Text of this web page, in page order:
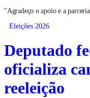
"Agradeço o apoio e a
Eleições 2026
Deputado
oficializa
reeleição